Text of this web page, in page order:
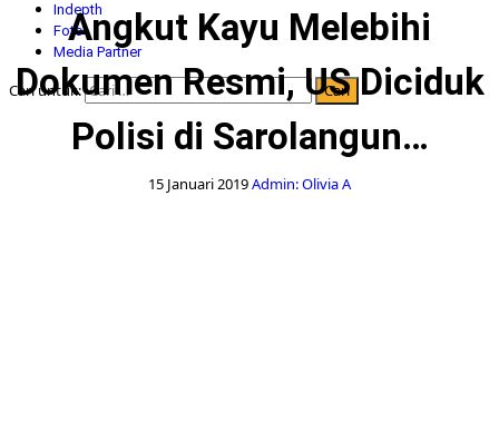
Indepth
Foto
Media Partner
Cari untuk:
Angkut Kayu Melebihi
Dokumen Resmi, US Diciduk
Polisi di Sarolangun…
15 Januari 2019Admin: Olivia A